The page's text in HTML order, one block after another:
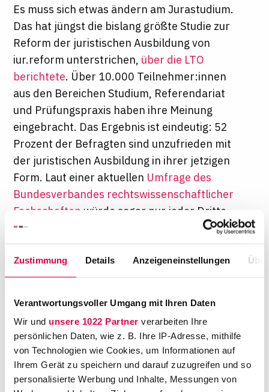
Zustimmung Details Anzeigeneinstellungen
Verantwortungsvoller Umgang mit Ihren Daten
Wir und unsere 1022 Partner verarbeiten Ihre
persönlichen Daten, wie z. B. Ihre IP-Adresse, mithilfe
von Technologien wie Cookies, um Informationen auf
Ihrem Gerät zu speichern und darauf zuzugreifen und so
personalisierte Werbung und Inhalte, Messungen von
Es muss sich etwas ändern am Jurastudium.
Das hat jüngst die bislang größte Studie zur
Reform der juristischen Ausbildung von
iur.reform unterstrichen, über die LTO
berichtete. Über 10.000 Teilnehmer:innen
aus den Bereichen Studium, Referendariat
und Prüfungspraxis haben ihre Meinung
eingebracht. Das Ergebnis ist eindeutig: 52
Prozent der Befragten sind unzufrieden mit
der juristischen Ausbildung in ihrer jetzigen
Form. Laut einer aktuellen Umfrage des
Bundesverbandes rechtswissenschaftlicher
Fachschaften würde sogar nur jeder Dritte
das Jurastudium in seiner derzeitigen Form
weiterempfehlen.
trotz leichter
statistischer Ausreißer insgesamt sinkt - und
das seit Jahren, wie die Statistik des
Bundesamts für Justiz (BfJ) zeigt. Der Trend
besteht auch nach den kürzlich
veröffentlichten, aktuellen Zahlen (von 2021)